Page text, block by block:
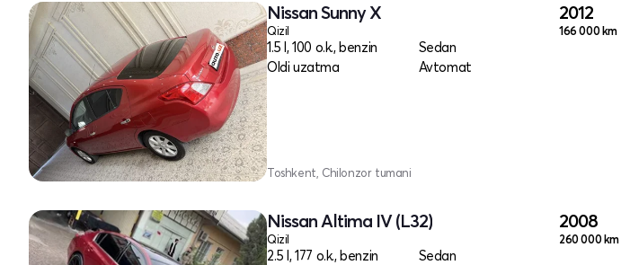
Nissan Sunny X
Qizil
1.5 l, 100 o.k., benzin
Sedan
Oldi uzatma
Avtomat
2012
166 000 km
Toshkent, Chilonzor tumani
Nissan Altima IV (L32)
Qizil
2.5 l, 177 o.k., benzin
Sedan
2008
260 000 km